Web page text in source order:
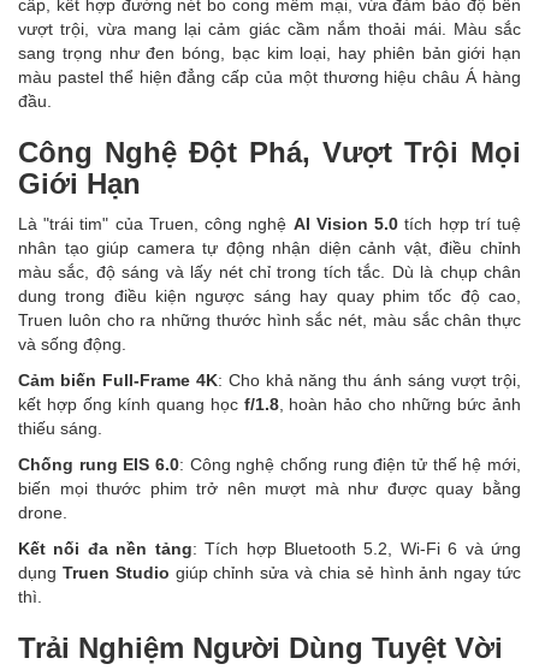
cấp, kết hợp đường nét bo cong mềm mại, vừa đảm bảo độ bền
vượt trội, vừa mang lại cảm giác cầm nắm thoải mái. Màu sắc
sang trọng như đen bóng, bạc kim loại, hay phiên bản giới hạn
màu pastel thể hiện đẳng cấp của một thương hiệu châu Á hàng
đầu.
Công Nghệ Đột Phá, Vượt Trội Mọi
Giới Hạn
Là "trái tim" của Truen, công nghệ AI Vision 5.0 tích hợp trí tuệ
nhân tạo giúp camera tự động nhận diện cảnh vật, điều chỉnh
màu sắc, độ sáng và lấy nét chỉ trong tích tắc. Dù là chụp chân
dung trong điều kiện ngược sáng hay quay phim tốc độ cao,
Truen luôn cho ra những thước hình sắc nét, màu sắc chân thực
và sống động.
Cảm biến Full-Frame 4K: Cho khả năng thu ánh sáng vượt trội,
kết hợp ống kính quang học f/1.8, hoàn hảo cho những bức ảnh
thiếu sáng.
Chống rung EIS 6.0: Công nghệ chống rung điện tử thế hệ mới,
biến mọi thước phim trở nên mượt mà như được quay bằng
drone.
Kết nối đa nền tảng: Tích hợp Bluetooth 5.2, Wi-Fi 6 và ứng
dụng Truen Studio giúp chỉnh sửa và chia sẻ hình ảnh ngay tức
thì.
Trải Nghiệm Người Dùng Tuyệt Vời